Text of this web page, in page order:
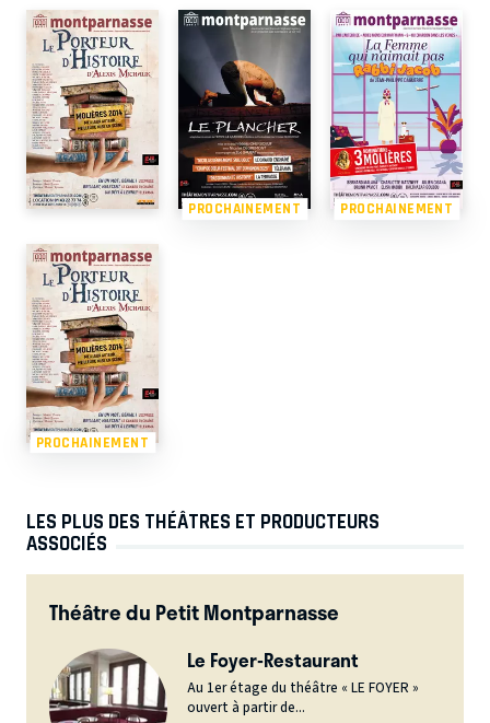
PROCHAINEMENT PROCHAINEMENT
PROCHAINEMENT
LES PLUS DES THÉÂTRES ET PRODUCTEURS
ASSOCIÉS
Théâtre du Petit Montparnasse
Le Foyer-Restaurant
Au 1er étage du théâtre « LE FOYER »
ouvert à partir de...